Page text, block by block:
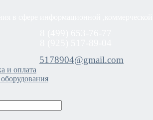
5178904@gmail.com
и оплата